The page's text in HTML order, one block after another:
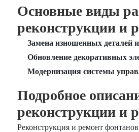
Основные виды
реконструкции и
Замена изношенных деталей
Обновление декоративных
Модернизация системы
Подробное
реконструкции и
Реконструкция и ремонт